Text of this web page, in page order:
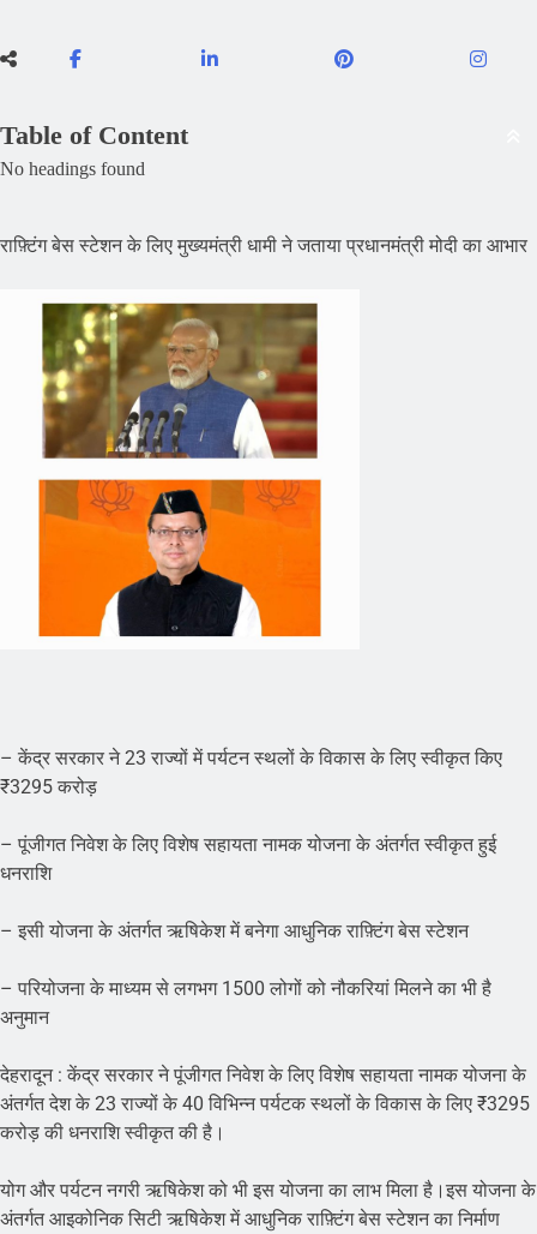
Table of Content
No headings found
राफ़्टिंग बेस स्टेशन के लिए मुख्यमंत्री धामी ने जताया प्रधानमंत्री मोदी का आभार
– केंद्र सरकार ने 23 राज्यों में पर्यटन स्थलों के विकास के लिए स्वीकृत किए
₹3295 करोड़
– पूंजीगत निवेश के लिए विशेष सहायता नामक योजना के अंतर्गत स्वीकृत हुई
धनराशि
– इसी योजना के अंतर्गत ऋषिकेश में बनेगा आधुनिक राफ़्टिंग बेस स्टेशन
– परियोजना के माध्यम से लगभग 1500 लोगों को नौकरियां मिलने का भी है
अनुमान
देहरादून : केंद्र सरकार ने पूंजीगत निवेश के लिए विशेष सहायता नामक योजना के
अंतर्गत देश के 23 राज्यों के 40 विभिन्न पर्यटक स्थलों के विकास के लिए ₹3295
करोड़ की धनराशि स्वीकृत की है।
योग और पर्यटन नगरी ऋषिकेश को भी इस योजना का लाभ मिला है।इस योजना के
अंतर्गत आइकोनिक सिटी ऋषिकेश में आधुनिक राफ़्टिंग बेस स्टेशन का निर्माण